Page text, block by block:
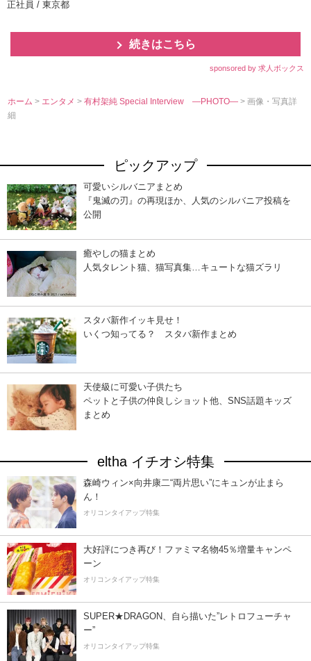
正社員 / 東京都
続きはこちら
sponsored by 求人ボックス
ホーム > エンタメ>有村架純 Special Interview ―PHOTO―> 画像・写真詳
細
ピックアップ
可愛いシルバニアまとめ
『鬼滅の刃』の再現ほか、人気のシルバニア投稿を
公開
癒やしの猫まとめ
人気タレント猫、猫写真集…キュートな猫ズラリ
スタバ新作イッキ見せ！
いくつ知ってる？ スタバ新作まとめ
天使級に可愛い子供たち
ペットと子供の仲良しショット他、SNS話題キッズ
まとめ
eltha イチオシ特集
森崎ウィン×向井康二“両片思い”にキュンが止まら
ん！
オリコンタイアップ特集
大好評につき再び！ファミマ名物45％増量キャンペ
ーン
オリコンタイアップ特集
SUPER★DRAGON、自ら描いた”レトロフューチャ
ー”
オリコンタイアップ特集